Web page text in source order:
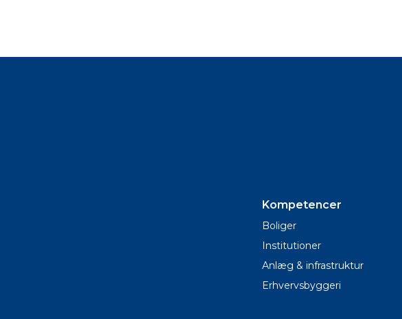
Kompetencer
Boliger
Institutioner
Anlæg & infrastruktur
Erhvervsbyggeri